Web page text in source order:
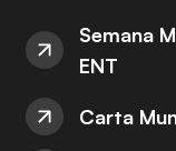
Semana
ENT
Carta